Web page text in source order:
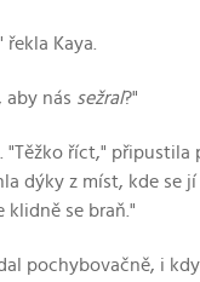
Kaya.
aby nás sežral?"
"Těžko říct," připustila
dýky z míst, kde se
klidně se braň."
pochybovačně, i